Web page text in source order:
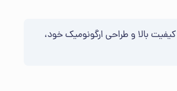
کیفیت بالا و طراحی ارگونومیک خود،